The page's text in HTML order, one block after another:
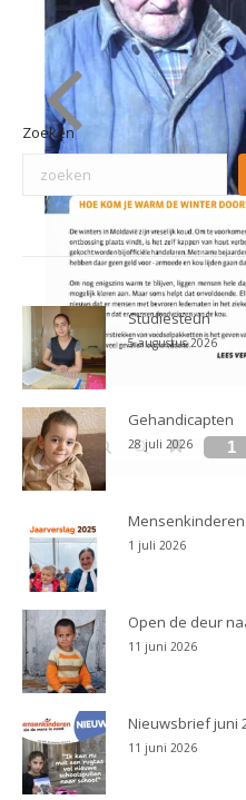
Zoeken
Studiesteun
5 augustus 2026
Gehandicapten
28 juli 2026
Mensenkinderen
1 juli 2026
Open de deur
11 juni 2026
Nieuwsbrief juni
11 juni 2026